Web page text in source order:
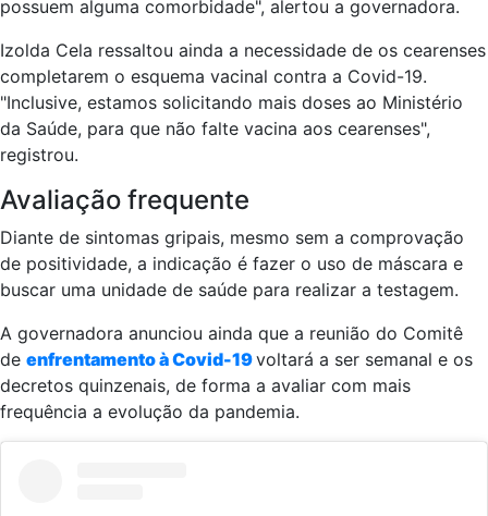
possuem alguma comorbidade", alertou a governadora.
Izolda Cela ressaltou ainda a necessidade de os cearenses
completarem o esquema vacinal contra a Covid-19.
"Inclusive, estamos solicitando mais doses ao Ministério
da Saúde, para que não falte vacina aos cearenses",
registrou.
Avaliação frequente
Diante de sintomas gripais, mesmo sem a comprovação
de positividade, a indicação é fazer o uso de máscara e
buscar uma unidade de saúde para realizar a testagem.
A governadora anunciou ainda que a reunião do Comitê
de enfrentamento à Covid-19voltará a ser semanal e os
decretos quinzenais, de forma a avaliar com mais
frequência a evolução da pandemia.